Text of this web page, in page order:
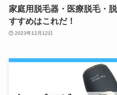
家庭用脱毛器・医療脱毛・
すすめはこれだ！
2023年12月12日